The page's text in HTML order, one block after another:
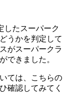
したスーパーク
うかを判定して
がスーパークラ
できました。
ては、こちらの
確認してみてく